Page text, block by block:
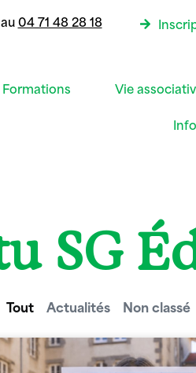
04 71 48 28 18
Formations Vie
SG
Actualités Non classé
Tout